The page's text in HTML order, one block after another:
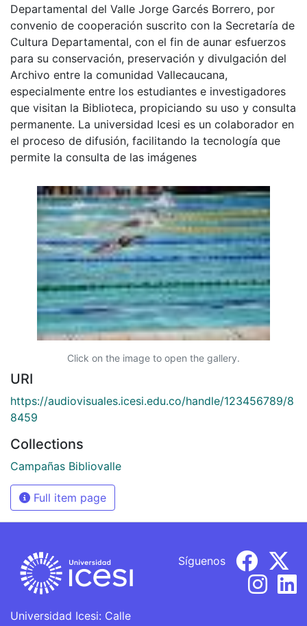
Departamental del Valle Jorge Garcés Borrero, por
convenio de cooperación suscrito con la Secretaría de
Cultura Departamental, con el fin de aunar esfuerzos
para su conservación, preservación y divulgación del
Archivo entre la comunidad Vallecaucana,
especialmente entre los estudiantes e investigadores
que visitan la Biblioteca, propiciando su uso y consulta
permanente. La universidad Icesi es un colaborador en
el proceso de difusión, facilitando la tecnología que
permite la consulta de las imágenes
Click on the image to open the gallery.
URI
https://audiovisuales.icesi.edu.co/handle/123456789/8
8459
Collections
Campañas Bibliovalle
Full item page
Universidad Icesi: Calle
Síguenos